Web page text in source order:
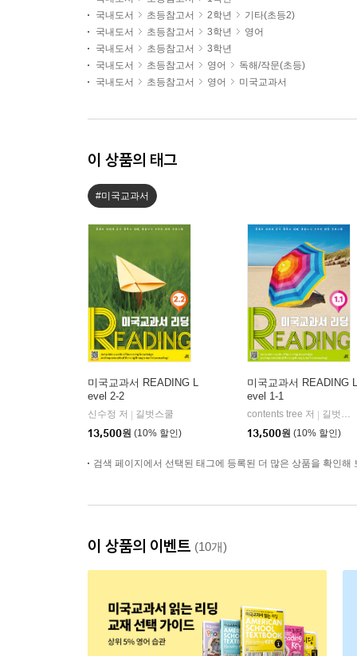
국내도서
초등참고서 2학년
기타(초등2)
국내도서
초등참고서 3학년
영어
국내도서
초등참고서
3학년
국내도서
초등참고서 영어
독해/작문(초등)
국내도서
초등참고서 영어 미국교과서
이 상품의 태그
#미국교과서
미국교과서 READING L
evel 2-2
신수정 저
길벗스쿨
13,500원 (10% 할인)
미국교과서 READING L
evel 1-1
contents tree 저
길벗스쿨
13,500원 (10% 할인)
검색 페이지에서 선택된 태그에 등록된 더 많은 상품을 확인해
이 상품의 이벤트 (10개)